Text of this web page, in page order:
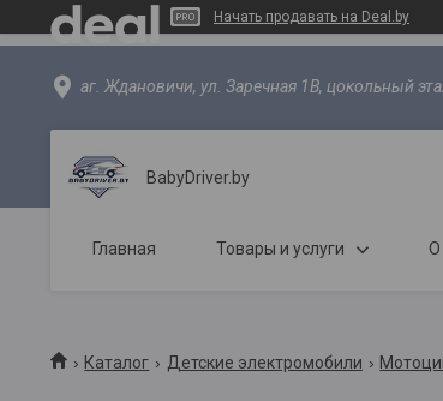
Начать продавать на Deal.by
аг. Ждановичи, ул. Заречная 1В, цокольный
BabyDriver.by
Главная Товары и услуги О
Каталог Детские электромобили